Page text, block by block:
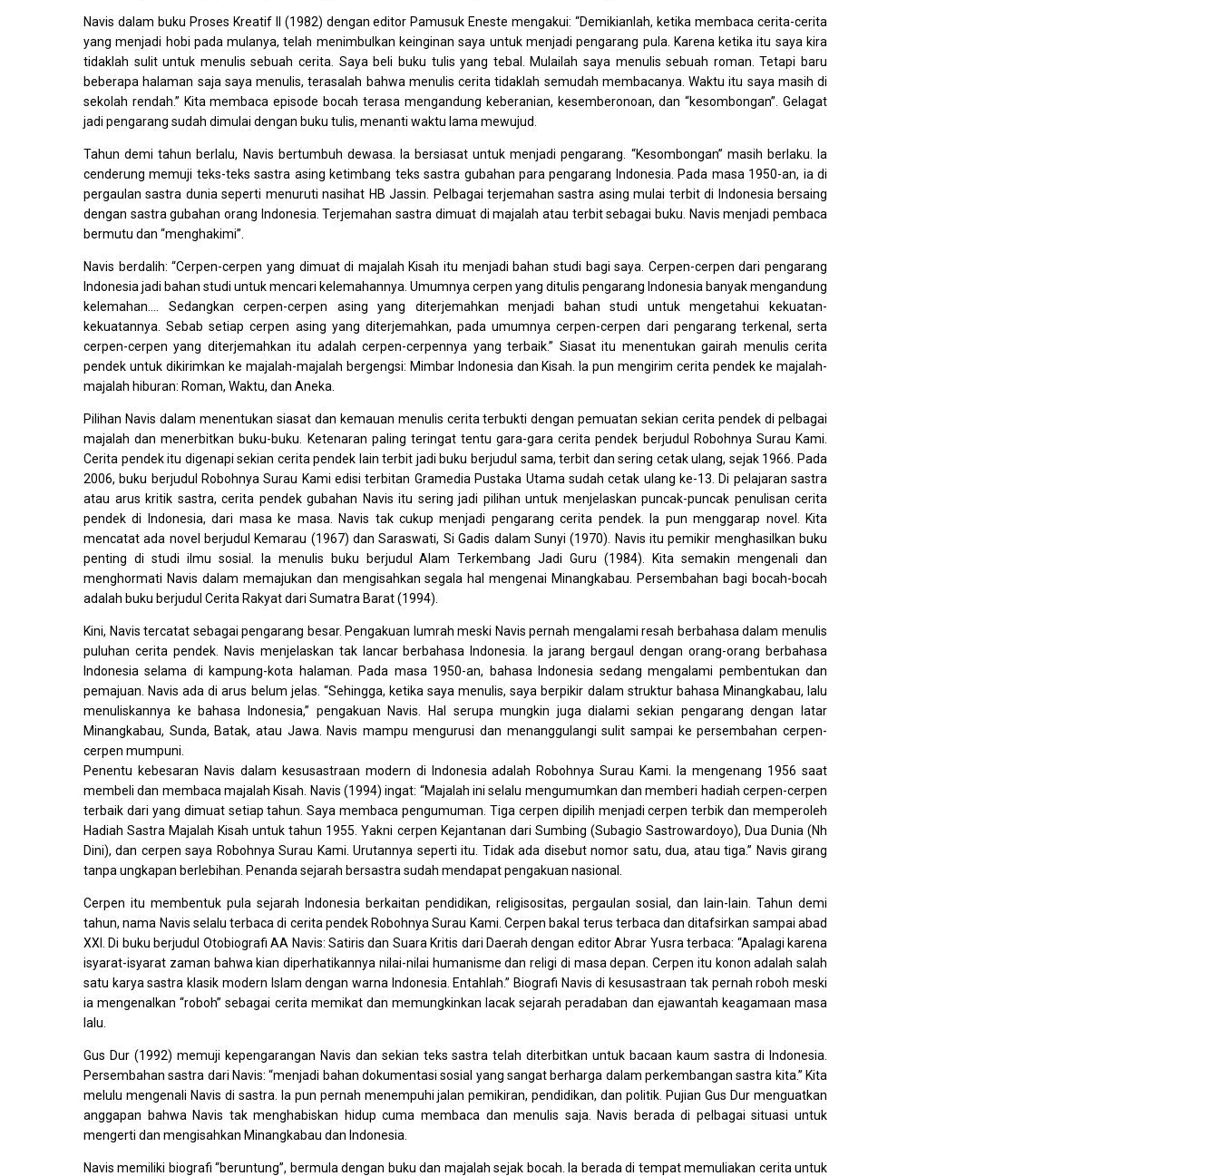
Navis dalam buku Proses Kreatif II (1982) dengan editor Pamusuk Eneste mengakui: “Demikianlah, ketika membaca cerita-cerita
yang menjadi hobi pada mulanya, telah menimbulkan keinginan saya untuk menjadi pengarang pula. Karena ketika itu saya kira
tidaklah sulit untuk menulis sebuah cerita. Saya beli buku tulis yang tebal. Mulailah saya menulis sebuah roman. Tetapi baru
beberapa halaman saja saya menulis, terasalah bahwa menulis cerita tidaklah semudah membacanya. Waktu itu saya masih di
sekolah rendah.” Kita membaca episode bocah terasa mengandung keberanian, kesemberonoan, dan “kesombongan”. Gelagat
jadi pengarang sudah dimulai dengan buku tulis, menanti waktu lama mewujud.
Tahun demi tahun berlalu, Navis bertumbuh dewasa. Ia bersiasat untuk menjadi pengarang. “Kesombongan” masih berlaku. Ia
cenderung memuji teks-teks sastra asing ketimbang teks sastra gubahan para pengarang Indonesia. Pada masa 1950-an, ia di
pergaulan sastra dunia seperti menuruti nasihat HB Jassin. Pelbagai terjemahan sastra asing mulai terbit di Indonesia bersaing
dengan sastra gubahan orang Indonesia. Terjemahan sastra dimuat di majalah atau terbit sebagai buku. Navis menjadi pembaca
bermutu dan “menghakimi”.
Navis berdalih: “Cerpen-cerpen yang dimuat di majalah Kisah itu menjadi bahan studi bagi saya. Cerpen-cerpen dari pengarang
Indonesia jadi bahan studi untuk mencari kelemahannya. Umumnya cerpen yang ditulis pengarang Indonesia banyak mengandung
kelemahan…. Sedangkan cerpen-cerpen asing yang diterjemahkan menjadi bahan studi untuk mengetahui kekuatan-
kekuatannya. Sebab setiap cerpen asing yang diterjemahkan, pada umumnya cerpen-cerpen dari pengarang terkenal, serta
cerpen-cerpen yang diterjemahkan itu adalah cerpen-cerpennya yang terbaik.” Siasat itu menentukan gairah menulis cerita
pendek untuk dikirimkan ke majalah-majalah bergengsi: Mimbar Indonesia dan Kisah. Ia pun mengirim cerita pendek ke majalah-
majalah hiburan: Roman, Waktu, dan Aneka.
Pilihan Navis dalam menentukan siasat dan kemauan menulis cerita terbukti dengan pemuatan sekian cerita pendek di pelbagai
majalah dan menerbitkan buku-buku. Ketenaran paling teringat tentu gara-gara cerita pendek berjudul Robohnya Surau Kami.
Cerita pendek itu digenapi sekian cerita pendek lain terbit jadi buku berjudul sama, terbit dan sering cetak ulang, sejak 1966. Pada
2006, buku berjudul Robohnya Surau Kami edisi terbitan Gramedia Pustaka Utama sudah cetak ulang ke-13. Di pelajaran sastra
atau arus kritik sastra, cerita pendek gubahan Navis itu sering jadi pilihan untuk menjelaskan puncak-puncak penulisan cerita
pendek di Indonesia, dari masa ke masa. Navis tak cukup menjadi pengarang cerita pendek. Ia pun menggarap novel. Kita
mencatat ada novel berjudul Kemarau (1967) dan Saraswati, Si Gadis dalam Sunyi (1970). Navis itu pemikir menghasilkan buku
penting di studi ilmu sosial. Ia menulis buku berjudul Alam Terkembang Jadi Guru (1984). Kita semakin mengenali dan
menghormati Navis dalam memajukan dan mengisahkan segala hal mengenai Minangkabau. Persembahan bagi bocah-bocah
adalah buku berjudul Cerita Rakyat dari Sumatra Barat (1994).
Kini, Navis tercatat sebagai pengarang besar. Pengakuan lumrah meski Navis pernah mengalami resah berbahasa dalam menulis
puluhan cerita pendek. Navis menjelaskan tak lancar berbahasa Indonesia. Ia jarang bergaul dengan orang-orang berbahasa
Indonesia selama di kampung-kota halaman. Pada masa 1950-an, bahasa Indonesia sedang mengalami pembentukan dan
pemajuan. Navis ada di arus belum jelas. “Sehingga, ketika saya menulis, saya berpikir dalam struktur bahasa Minangkabau, lalu
menuliskannya ke bahasa Indonesia,” pengakuan Navis. Hal serupa mungkin juga dialami sekian pengarang dengan latar
Minangkabau, Sunda, Batak, atau Jawa. Navis mampu mengurusi dan menanggulangi sulit sampai ke persembahan cerpen-
cerpen mumpuni.
Penentu kebesaran Navis dalam kesusastraan modern di Indonesia adalah Robohnya Surau Kami. Ia mengenang 1956 saat
membeli dan membaca majalah Kisah. Navis (1994) ingat: “Majalah ini selalu mengumumkan dan memberi hadiah cerpen-cerpen
terbaik dari yang dimuat setiap tahun. Saya membaca pengumuman. Tiga cerpen dipilih menjadi cerpen terbik dan memperoleh
Hadiah Sastra Majalah Kisah untuk tahun 1955. Yakni cerpen Kejantanan dari Sumbing (Subagio Sastrowardoyo), Dua Dunia (Nh
Dini), dan cerpen saya Robohnya Surau Kami. Urutannya seperti itu. Tidak ada disebut nomor satu, dua, atau tiga.” Navis girang
tanpa ungkapan berlebihan. Penanda sejarah bersastra sudah mendapat pengakuan nasional.
Cerpen itu membentuk pula sejarah Indonesia berkaitan pendidikan, religisositas, pergaulan sosial, dan lain-lain. Tahun demi
tahun, nama Navis selalu terbaca di cerita pendek Robohnya Surau Kami. Cerpen bakal terus terbaca dan ditafsirkan sampai abad
XXI. Di buku berjudul Otobiografi AA Navis: Satiris dan Suara Kritis dari Daerah dengan editor Abrar Yusra terbaca: “Apalagi karena
isyarat-isyarat zaman bahwa kian diperhatikannya nilai-nilai humanisme dan religi di masa depan. Cerpen itu konon adalah salah
satu karya sastra klasik modern Islam dengan warna Indonesia. Entahlah.” Biografi Navis di kesusastraan tak pernah roboh meski
ia mengenalkan “roboh” sebagai cerita memikat dan memungkinkan lacak sejarah peradaban dan ejawantah keagamaan masa
lalu.
Gus Dur (1992) memuji kepengarangan Navis dan sekian teks sastra telah diterbitkan untuk bacaan kaum sastra di Indonesia.
Persembahan sastra dari Navis: “menjadi bahan dokumentasi sosial yang sangat berharga dalam perkembangan sastra kita.” Kita
melulu mengenali Navis di sastra. Ia pun pernah menempuhi jalan pemikiran, pendidikan, dan politik. Pujian Gus Dur menguatkan
anggapan bahwa Navis tak menghabiskan hidup cuma membaca dan menulis saja. Navis berada di pelbagai situasi untuk
mengerti dan mengisahkan Minangkabau dan Indonesia.
Navis memiliki biografi “beruntung”, bermula dengan buku dan majalah sejak bocah. Ia berada di tempat memuliakan cerita untuk